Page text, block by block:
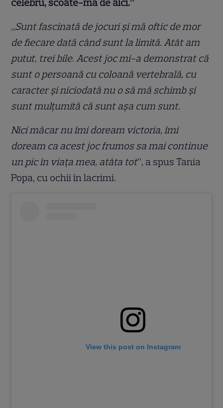
celebru, scoate-mă de aici.”
„Sunt fascinată de jocuri și mă oftic de mor
de fiecare dată când sunt la limită. Atât am
putut, trei bile. Acest joc mi-a demonstrat că
sunt o persoană cu coloană vertebrală, cu
caracter și niciodată nu o să mă schimb și
sunt mulțumită că sunt așa cum sunt.
Nici măcar nu îmi doream victoria, îmi
doream ca acest joc frumos sa mai continue
un pic în viața mea, atâta tot”, a spus Tania
Popa, cu ochii în lacrimi.
View this post on Instagram